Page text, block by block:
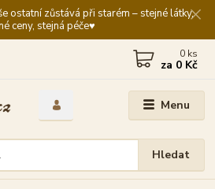
ostatní zůstává při starém – stejné látky,
ceny, stejná péče♥️
Menu
Hledat
0 ks
za 0 Kč